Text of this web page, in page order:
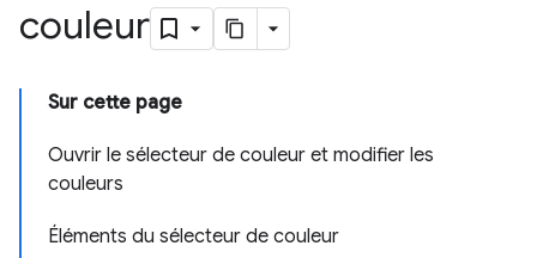
couleur
Sur cette page
Ouvrir le sélecteur de couleur et modifier les
couleurs
Éléments du sélecteur de couleur